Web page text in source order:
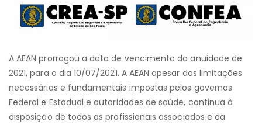
A AEAN prorrogou a data de vencimento da anuidade de
2021, para o dia 10/07/2021. A AEAN apesar das limitações
necessárias e fundamentais impostas pelos governos
Federal e Estadual e autoridades de saúde, continua à
disposição de todos os profissionais associados e da